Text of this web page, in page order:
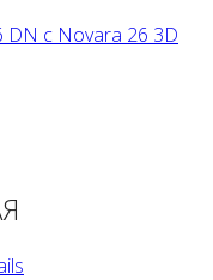
с Novara 26 3D